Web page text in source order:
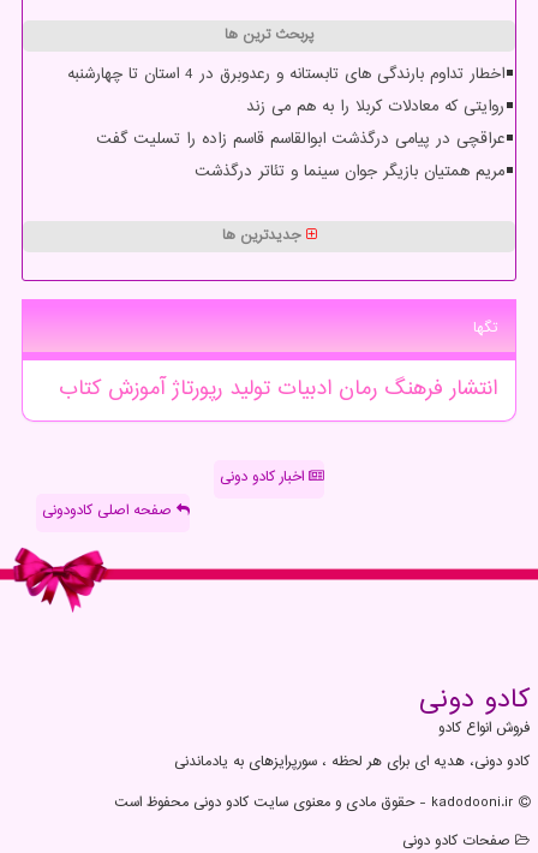
پربحث ترین ها
اخطار تداوم بارندگی های تابستانه و رعدوبرق در 4 استان تا چهارشنبه
روایتی که معادلات کربلا را به هم می زند
عراقچی در پیامی درگذشت ابوالقاسم قاسم زاده را تسلیت گفت
مریم همتیان بازیگر جوان سینما و تئاتر درگذشت
جدیدترین ها
تگها
انتشار فرهنگ رمان ادبیات تولید رپورتاژآموزشكتاب
اخبار کادو دونی
صفحه اصلی کادودونی
كادو دونی
فروش انواع کادو
کادو دونی، هدیه ای برای هر لحظه ، سورپرایزهای به یادماندنی
صفحات كادو دونی